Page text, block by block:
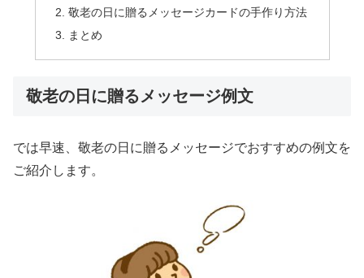
敬老の日に贈るメッセージカードの手作り方法
まとめ
敬老の日に贈るメッセージ例文
では早速、敬老の日に贈るメッセージでおすすめの例文を
ご紹介します。